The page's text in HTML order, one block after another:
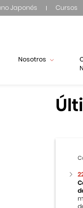
Japonés Cursos
Nosotros